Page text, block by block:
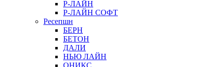
Р-ЛАЙН
Р-ЛАЙН СОФТ
Ресепшн
БЕРН
БЕТОН
ДАЛИ
НЬЮ ЛАЙН